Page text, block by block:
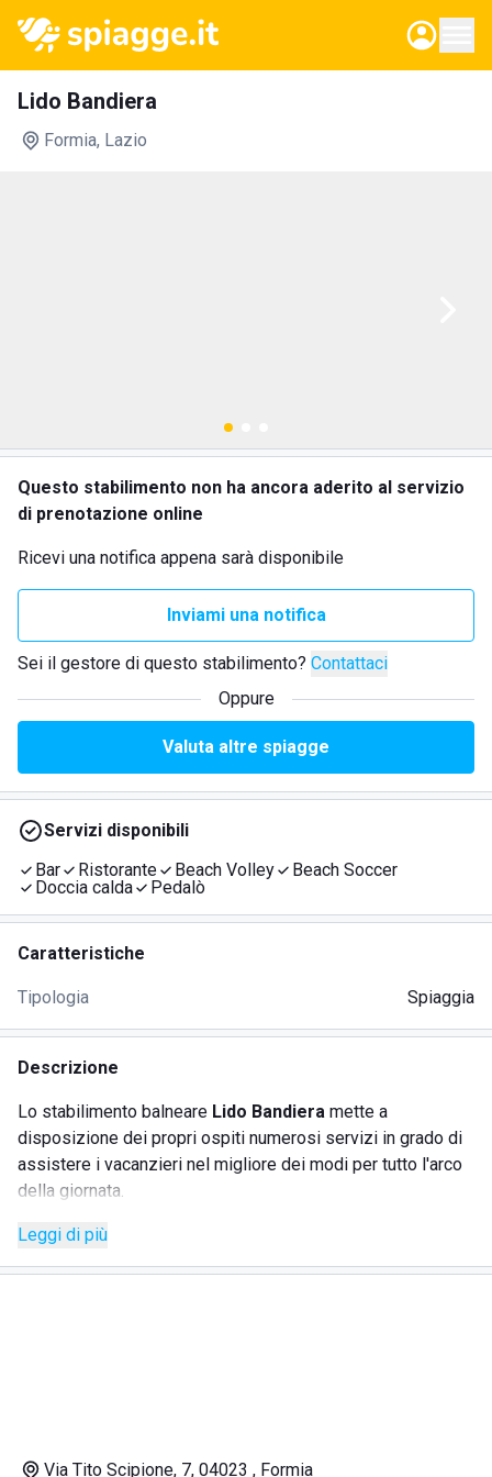
Lido Bandiera
Formia, Lazio
Questo stabilimento non ha ancora aderito al servizio
di prenotazione online
Ricevi una notifica appena sarà disponibile
Inviami una notifica
Sei il gestore di questo stabilimento? Contattaci
Oppure
Valuta altre spiagge
Servizi disponibili
Bar
Ristorante Beach Volley
Beach Soccer
Doccia calda
Pedalò
Caratteristiche
Tipologia Spiaggia
Descrizione
Lo stabilimento balneare Lido Bandiera mette a
disposizione dei propri ospiti numerosi servizi in grado di
assistere i vacanzieri nel migliore dei modi per tutto l'arco
della giornata.
volleye quello di
partite che coinvolgono tutti i membri della famiglia. Inoltre,
Leggi di più
Via Tito Scipione, 7, 04023 , Formia